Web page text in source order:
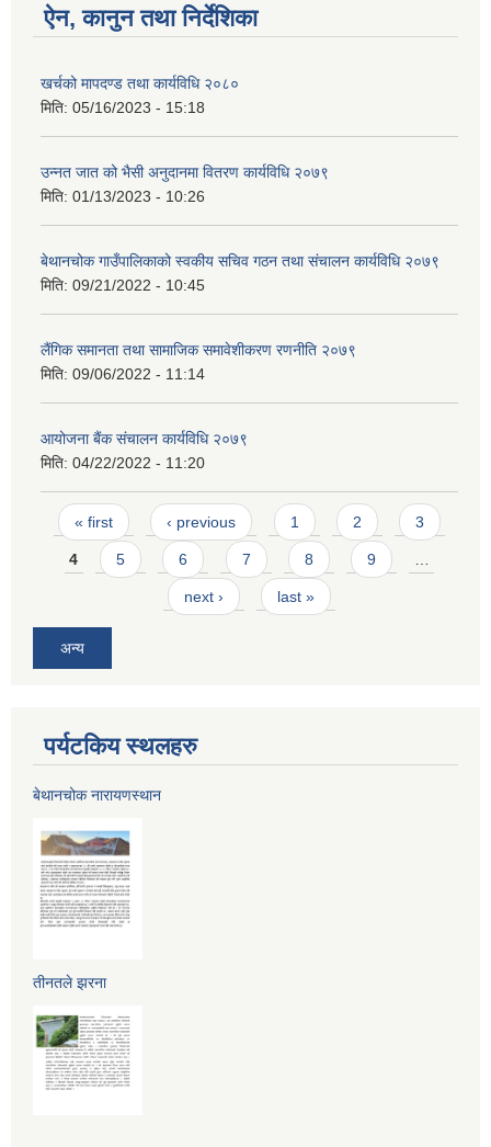
ऐन, कानुन तथा निर्देशिका
खर्चको मापदण्ड तथा कार्यविधि २०८०
मिति: 05/16/2023 - 15:18
उन्नत जात को भैसी अनुदानमा वितरण कार्यविधि २०७९
मिति: 01/13/2023 - 10:26
बेथानचोक गाउँपालिकाको स्वकीय सचिव गठन तथा संचालन कार्यविधि २०७९
मिति: 09/21/2022 - 10:45
लैंगिक समानता तथा सामाजिक समावेशीकरण रणनीति २०७९
मिति: 09/06/2022 - 11:14
आयोजना बैंक संचालन कार्यविधि २०७९
मिति: 04/22/2022 - 11:20
Pages
« first ‹ previous 1 2 3
4 5 6 7 8 9 …
next › last »
अन्य
पर्यटकिय स्थलहरु
बेथानचोक नारायणस्थान
तीनतले झरना